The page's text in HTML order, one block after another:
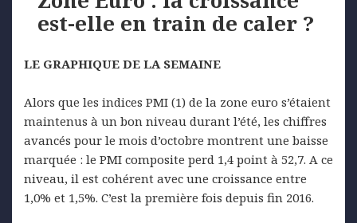
est-elle en train de caler ?
LE GRAPHIQUE DE LA SEMAINE
Alors que les indices PMI (1) de la zone euro s’étaient
maintenus à un bon niveau durant l’été, les chiffres
avancés pour le mois d’octobre montrent une baisse
marquée : le PMI composite perd 1,4 point à 52,7. A ce
niveau, il est cohérent avec une croissance entre
1,0% et 1,5%. C’est la première fois depuis fin 2016.